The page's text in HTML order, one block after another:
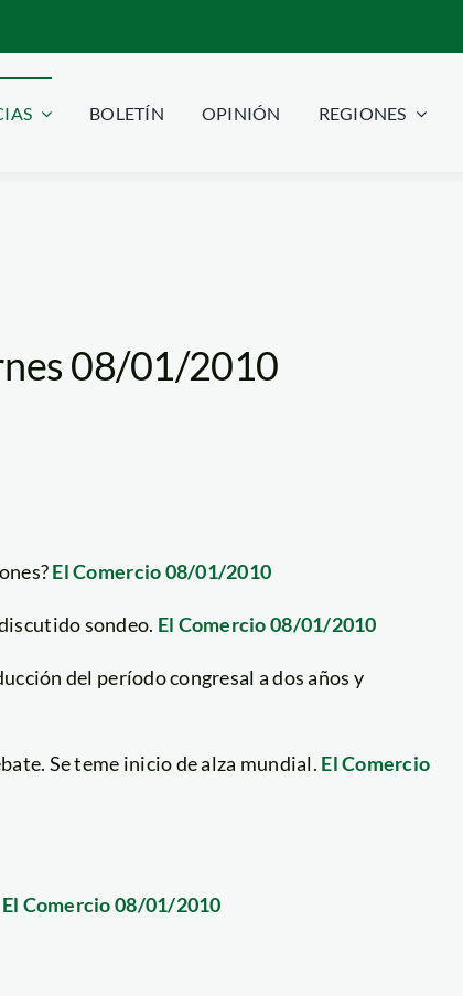
BOLETÍN OPINIÓN REGIONES
08/01/2010
El Comercio 08/01/2010
sondeo. El Comercio 08/01/2010
del período congresal a dos años y
Se teme inicio de alza mundial. El Comercio
El Comercio 08/01/2010